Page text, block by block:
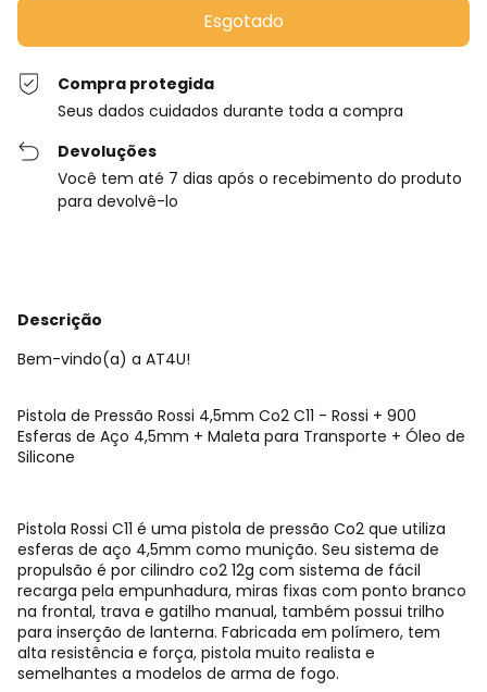
Compra protegida
Seus dados cuidados durante toda a compra
Devoluções
Você tem até 7 dias após o recebimento do produto
para devolvê-lo
Descrição
Bem-vindo(a) a AT4U!
Pistola de Pressão Rossi 4,5mm Co2 C11 - Rossi + 900
Esferas de Aço 4,5mm + Maleta para Transporte + Óleo de
Silicone
Pistola Rossi C11 é uma pistola de pressão Co2 que utiliza
esferas de aço 4,5mm como munição. Seu sistema de
propulsão é por cilindro co2 12g com sistema de fácil
recarga pela empunhadura, miras fixas com ponto branco
na frontal, trava e gatilho manual, também possui trilho
para inserção de lanterna. Fabricada em polímero, tem
alta resistência e força, pistola muito realista e
semelhantes a modelos de arma de fogo.